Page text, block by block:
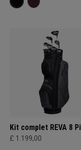
Kit complet REVA 8
£ 1.199,00